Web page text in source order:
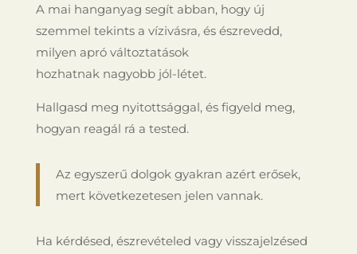
A mai hanganyag segít abban, hogy új
szemmel tekints a vízivásra, és észrevedd,
milyen apró változtatások
hozhatnak nagyobb jól-létet.
Hallgasd meg nyitottsággal, és figyeld meg,
hogyan reagál rá a tested.
Az egyszerű dolgok gyakran azért erősek,
mert következetesen jelen vannak.
Ha kérdésed, észrevételed vagy visszajelzésed